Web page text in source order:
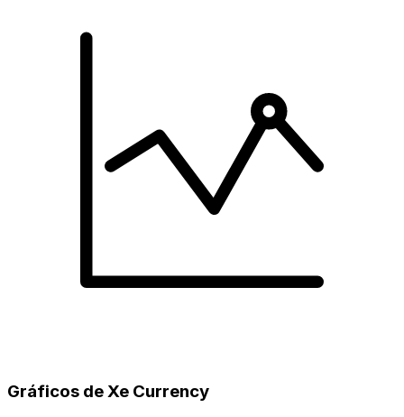
Gráficos de Xe Currency